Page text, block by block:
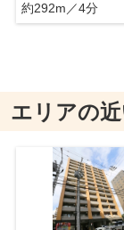
約292m／4分
エリアの